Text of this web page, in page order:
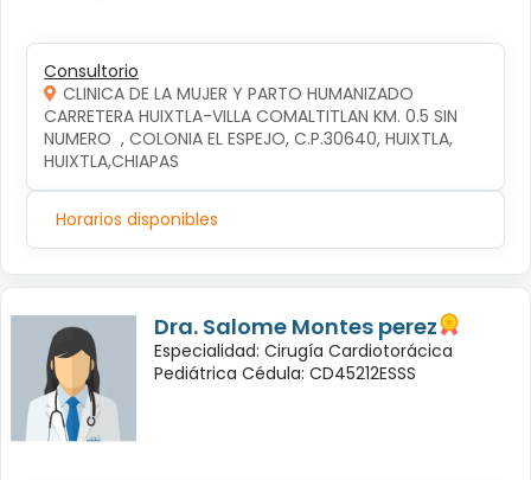
Consultorio
CLINICA DE LA MUJER Y PARTO HUMANIZADO
CARRETERA HUIXTLA-VILLA COMALTITLAN KM. 0.5 SIN
NUMERO  , COLONIA EL ESPEJO, C.P.30640, HUIXTLA,
HUIXTLA,CHIAPAS
Horarios disponibles
Dra. Salome Montes perez
Especialidad: Cirugía Cardiotorácica
Pediátrica Cédula: CD45212ESSS